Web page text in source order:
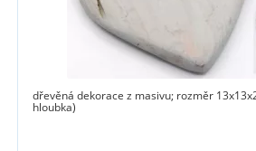
dřevěná dekorace z masivu; rozměr
hloubka)